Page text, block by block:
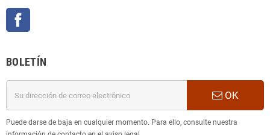
BOLETÍN
OK
Puede darse de baja en cualquier momento. Para ello, consulte nuestra